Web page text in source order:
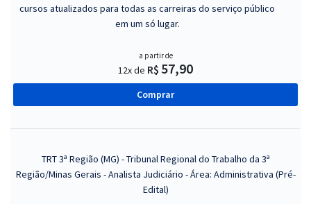
cursos atualizados para todas as carreiras do serviço público
em um só lugar.
a partir de
12x de R$ 57,90
Comprar
TRT 3ª Região (MG) - Tribunal Regional do Trabalho da 3ª
Região/Minas Gerais - Analista Judiciário - Área: Administrativa (Pré-
Edital)